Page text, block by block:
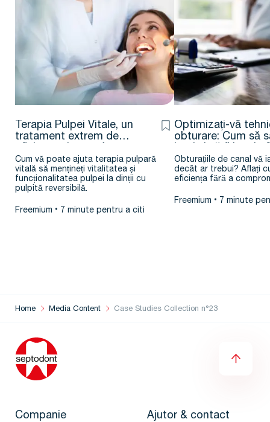
Terapia Pulpei Vitale, un
tratament extrem de
D.D.S. – M.Sc.
Cum vă poate ajuta terapia pulpară
vitală să mențineți vitalitatea și
funcționalitatea pulpei la dinții cu
pulpită reversibilă.
Freemium 7 minute pentru a citi
Optimizați-vă
obturare: Cum să
Obturațiile de canal vă
decât ar trebui? Aflați
eficiența fără a
Freemium 7 minute
Home Media Content Case Studies Collection n°23
Companie Ajutor & contact